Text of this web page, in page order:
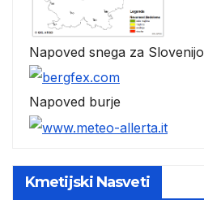
Napoved snega za Slovenijo
Napoved burje
Kmetijski Nasveti